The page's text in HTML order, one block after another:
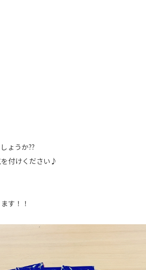
ょうか??
付けください♪
す！！